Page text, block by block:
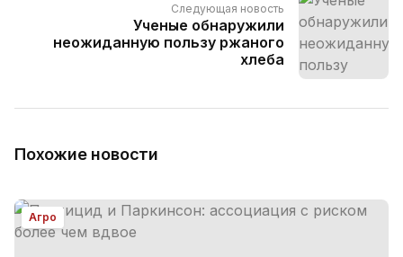
Следующая новость
Ученые обнаружили
неожиданную пользу ржаного
хлеба
Похожие новости
Агро